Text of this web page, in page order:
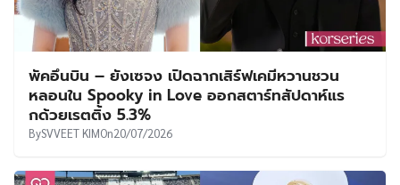
พัคอึนบิน – ยังเซจง เปิดฉากเสิร์ฟเคมีหวานชวน
หลอนใน Spooky in Love ออกสตาร์ทสัปดาห์แร
กด้วยเรตติ้ง 5.3%
BySVVEET KIMOn20/07/2026